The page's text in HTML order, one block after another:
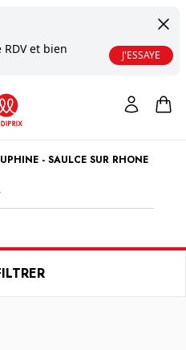
et bien
J'ESSAYE
- SAULCE SUR RHONE